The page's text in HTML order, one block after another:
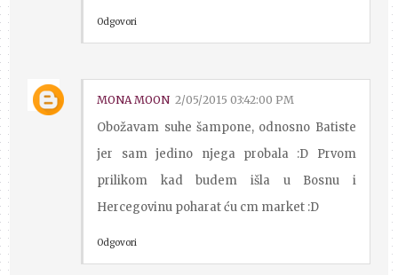
Odgovori
MONA MOON 2/05/2015 03:42:00 PM
Obožavam suhe šampone, odnosno Batiste
jer sam jedino njega probala :D Prvom
prilikom kad budem išla u Bosnu i
Hercegovinu poharat ću cm market :D
Odgovori